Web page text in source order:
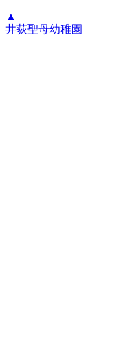
▲
井荻聖母幼稚園